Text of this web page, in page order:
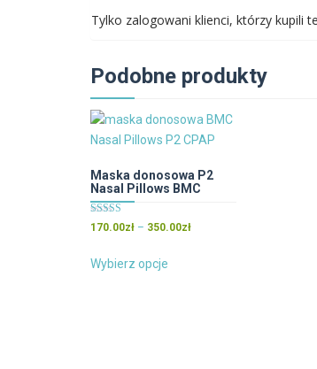
Tylko zalogowani klienci, którzy kupili
Podobne produkty
Maska donosowa P2
Nasal Pillows BMC
Oceniono
5.00
170.00zł – 350.00złZakres
Wybierz opcje